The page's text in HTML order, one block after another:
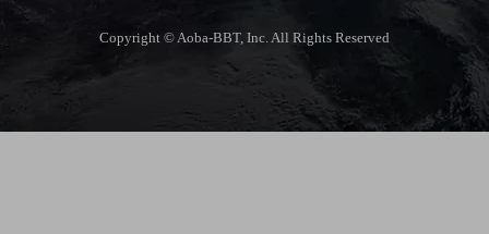
Copyright © Aoba-BBT, Inc. All Rights Reserved